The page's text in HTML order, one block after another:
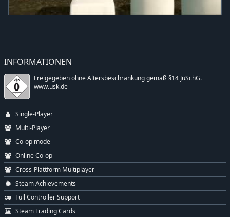
INFORMATIONEN
Freigegeben ohne Altersbeschränkung gemäß §14 JuSchG.
www.usk.de
Single-Player
Multi-Player
Co-op mode
Online Co-op
Cross-Plattform Multiplayer
Steam Achievements
Full Controller Support
Steam Trading Cards